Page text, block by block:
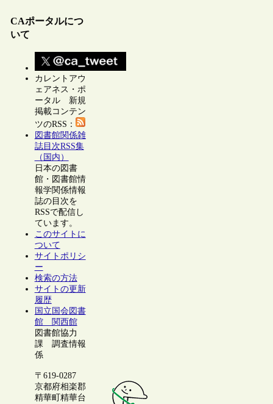
CAポータルにつ
いて
カレントアウ
ェアネス・ポ
ータル 新規
掲載コンテン
ツのRSS：
図書館関係雑
誌目次RSS集
（国内）
日本の図書
館・図書館情
報学関係情報
誌の目次を
RSSで配信し
ています。
このサイトに
ついて
サイトポリシ
ー
検索の方法
サイトの更新
履歴
国立国会図書
館 関西館
図書館協力
課 調査情報
係
〒619-0287
京都府相楽郡
精華町精華台